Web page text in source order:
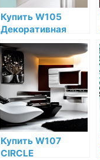
Купить W105
Декоративная
панель Rombus
Orac Decor
Полиуретан Orac
Decor по низкой
цене в интернет-
магазине
Купить W107
CIRCLE